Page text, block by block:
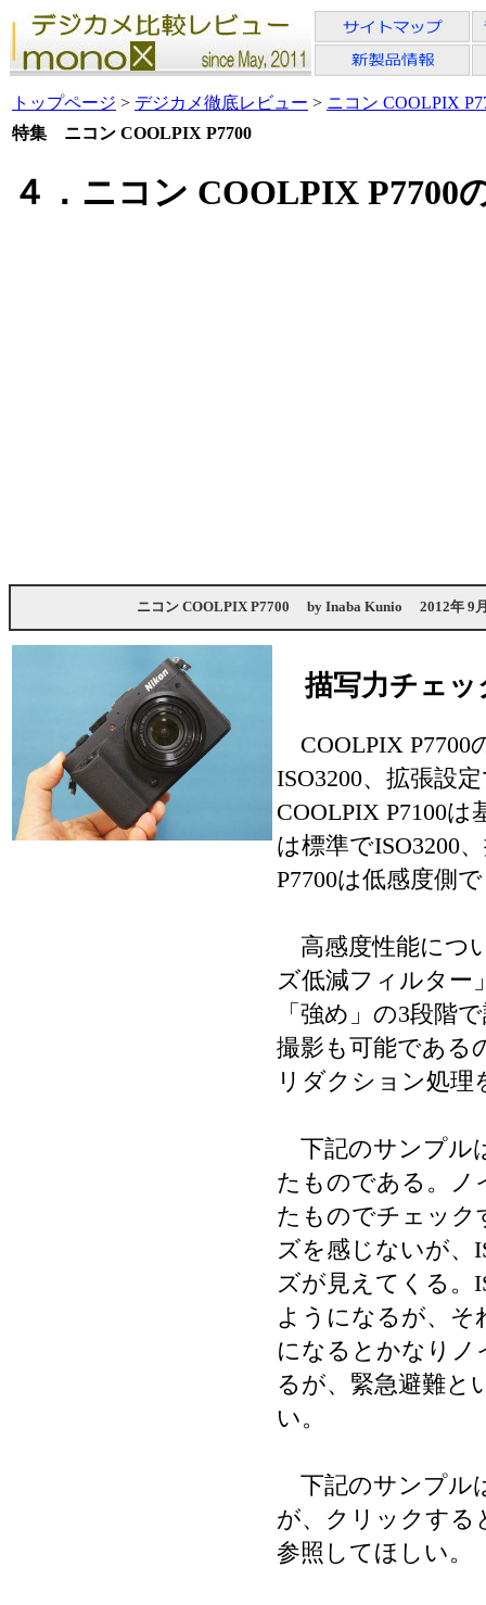
トップページ > デジカメ徹底レビュー > ニコン COOLPIX
特集 ニコン COOLPIX P7700
４．ニコン COOLPIX P7700
ニコン COOLPIX P7700 by Inaba Kunio 2012年 9
描写力チェッ
COOLPIX P7700
ISO3200、拡張設
COOLPIX P7100
は標準でISO3200
P7700は低感度側
高感度性能につ
ズ低減フィルター
「強め」の3段階
撮影も可能である
リダクション処
下記のサンプル
たものである。ノ
たものでチェック
ズを感じないが、
ズが見えてくる。
ようになるが、そ
になるとかなりノ
るが、緊急避難と
い。
下記のサンプル
が、クリックする
参照してほしい。